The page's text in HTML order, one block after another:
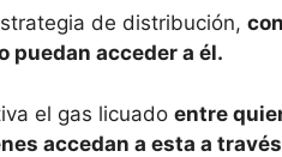
de distribución,
puedan acceder a él.
el gas licuado entre
accedan a esta a